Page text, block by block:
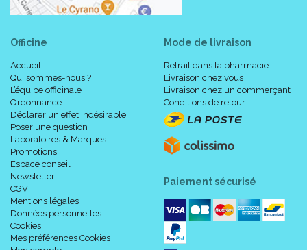
Officine
Accueil
Qui sommes-nous ?
L’équipe officinale
Ordonnance
Déclarer un effet indésirable
Poser une question
Laboratoires & Marques
Promotions
Espace conseil
Newsletter
CGV
Mentions légales
Données personnelles
Cookies
Mes préférences Cookies
Mode de livraison
Retrait dans la pharmacie
Livraison chez vous
Livraison chez un commerçant
Conditions de retour
Paiement sécurisé